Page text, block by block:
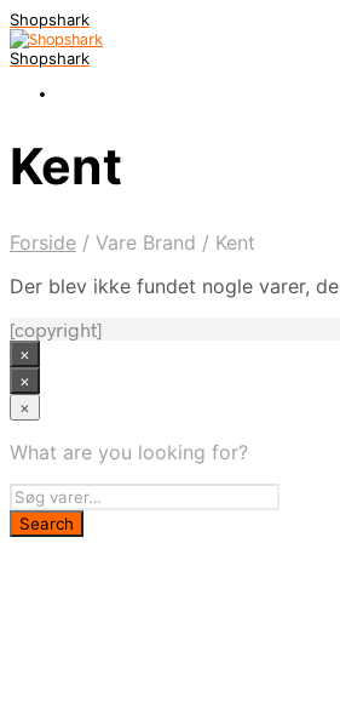
Shopshark
Shopshark
Kent
Forside / Vare Brand / Kent
Der blev ikke fundet nogle varer,
[copyright]
×
×
×
What are you looking for?